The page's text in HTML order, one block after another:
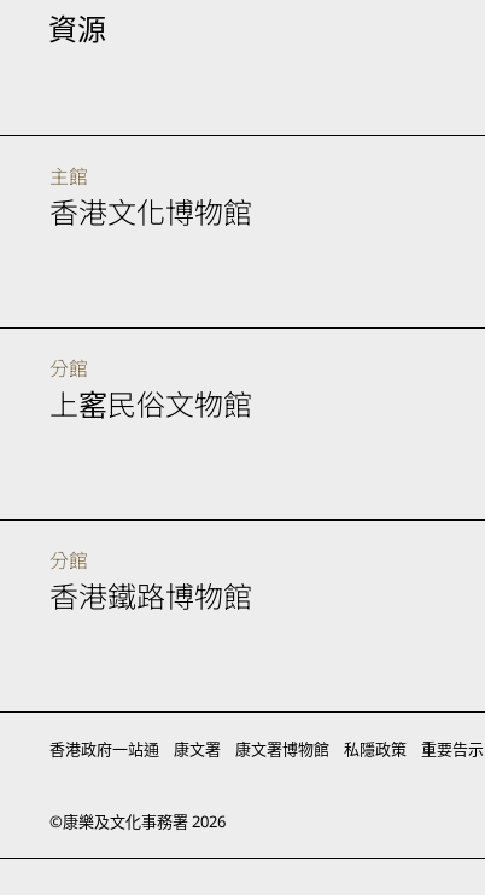
資源
主館
香港文化博物館
分館
上窰民俗文物館
分館
香港鐵路博物館
香港政府一站通 康文署 康文署博物館 私隱政策 重要告示
©康樂及文化事務署2026